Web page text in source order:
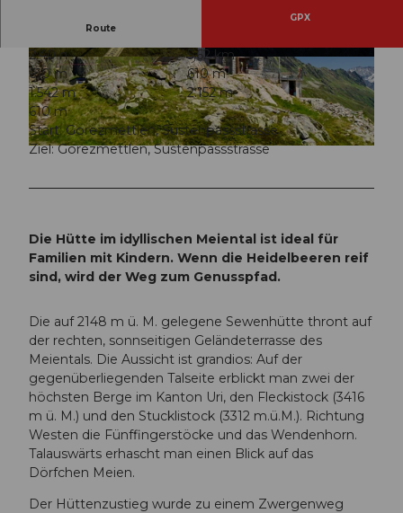
© Ferienregion Andermatt, unbekannt
© Andermatt-Urserntal Tourismus GmbH, Ferie
nregion Andermatt
© Andermatt-Urserntal Tourismus GmbH, Ferie
nregion Andermatt
Route
GPX
2:40 h
5,62 km
610 m
610 m
1.542 m
2.152 m
610 m
Start: Gorezmettlen, Sustenpassstrasse
Ziel: Gorezmettlen, Sustenpassstrasse
Die Hütte im idyllischen Meiental ist ideal für
Familien mit Kindern. Wenn die Heidelbeeren reif
sind, wird der Weg zum Genusspfad.
Die auf 2148 m ü. M. gelegene Sewenhütte thront auf
der rechten, sonnseitigen Geländeterrasse des
Meientals. Die Aussicht ist grandios: Auf der
gegenüberliegenden Talseite erblickt man zwei der
höchsten Berge im Kanton Uri, den Fleckistock (3416
m ü. M.) und den Stucklistock (3312 m.ü.M.). Richtung
Westen die Fünffingerstöcke und das Wendenhorn.
Talauswärts erhascht man einen Blick auf das
Dörfchen Meien.
Der Hüttenzustieg wurde zu einem Zwergenweg